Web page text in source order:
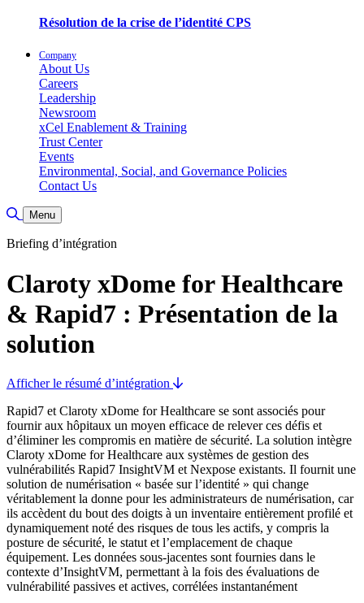
Résolution de la crise de l’identité CPS
Company
About Us
Careers
Leadership
Newsroom
xCel Enablement & Training
Trust Center
Events
Environmental, Social, and Governance Policies
Contact Us
Toggle Search
Menu
Briefing d’intégration
Claroty xDome for Healthcare
& Rapid7 : Présentation de la
solution
Afficher le résumé d’intégration
Rapid7 et Claroty xDome for Healthcare se sont associés pour
fournir aux hôpitaux un moyen efficace de relever ces défis et
d’éliminer les compromis en matière de sécurité. La solution intègre
Claroty xDome for Healthcare aux systèmes de gestion des
vulnérabilités Rapid7 InsightVM et Nexpose existants. Il fournit une
solution de numérisation « basée sur l’identité » qui change
véritablement la donne pour les administrateurs de numérisation, car
ils accèdent du bout des doigts à un inventaire entièrement profilé et
dynamiquement noté des risques de tous les actifs, y compris la
posture de sécurité, le statut et l’emplacement de chaque
équipement. Les données sous-jacentes sont fournies dans le
contexte d’InsightVM, permettant à la fois des évaluations de
vulnérabilité passives et actives, corrélées instantanément